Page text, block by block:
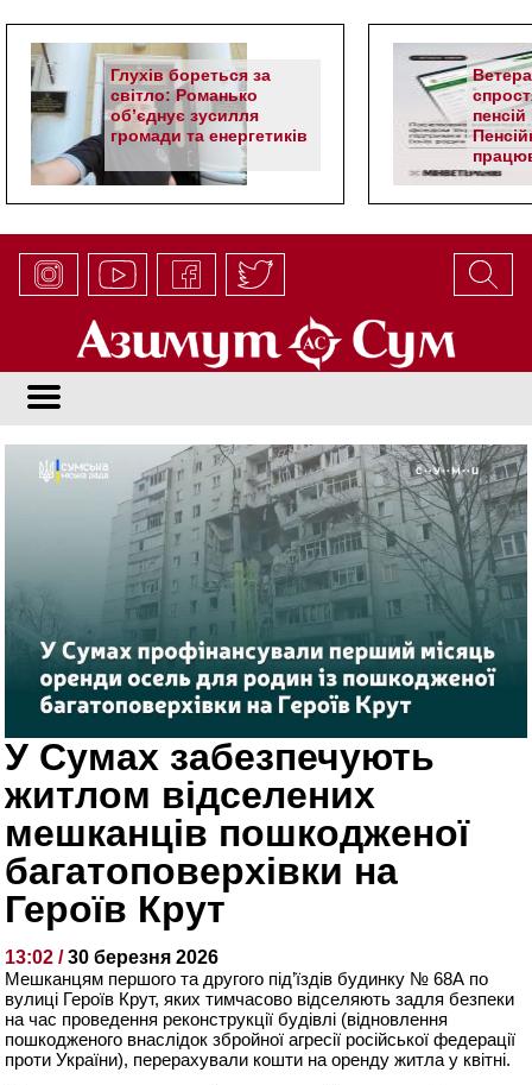
Глухів бореться за
світло: Романько
об’єднує зусилля
громади та енергетиків
У Сумах забезпечують
житлом відселених
мешканців пошкодженої
багатоповерхівки на
Героїв Крут
13:02 /30 березня 2026
Мешканцям першого та другого під’їздів будинку № 68А по
вулиці Героїв Крут, яких тимчасово відселяють задля безпеки
на час проведення реконструкції будівлі (відновлення
пошкодженого внаслідок збройної агресії російської федерації
проти України), перерахували кошти на оренду житла у квітні.